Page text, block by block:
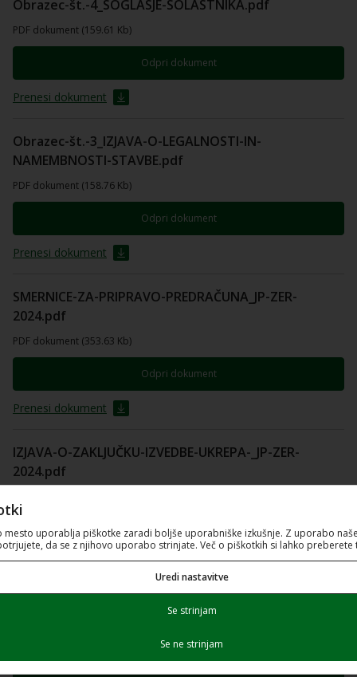
Obrazec-št.-4_SOGLASJE-SOLASTNIKA.pdf
PDF dokument (159.61 Kb)
Odpri dokument
Prenesi dokument
Obrazec-št.-3_IZJAVA-O-LEGALNOSTI-IN-
NAMEMBNOSTI-STAVBE.pdf
PDF dokument (158.76 Kb)
Odpri dokument
Prenesi dokument
SMERNICE-ZA-PRIPRAVO-PREDRAČUNA_JP-ZER-
2024.pdf
PDF dokument (353.63 Kb)
Odpri dokument
Prenesi dokument
IZJAVA-O-ZAKLJUČKU-IZVEDBE-UKREPA-_JP-ZER-
2024.pdf
Odpri dokument
Prenesi dokument
Obrazec-št.-1_IZJAVA-O-IZPOLNJEVANJU-IN-
mesto uporablja piškotke zaradi boljše uporabniške izkušnje. Z uporabo
da se z njihovo uporabo strinjate. Več o piškotkih si lahko preberete
Uredi nastavitve
Se strinjam
Se ne strinjam